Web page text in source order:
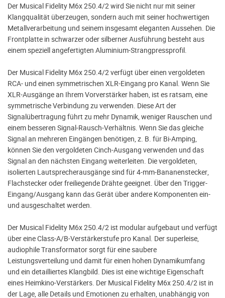
Der Musical Fidelity M6x 250.4/2 wird Sie nicht nur mit seiner
Klangqualität überzeugen, sondern auch mit seiner hochwertigen
Metallverarbeitung und seinem insgesamt eleganten Aussehen. Die
Frontplatte in schwarzer oder silberner Ausführung besteht aus
einem speziell angefertigten Aluminium-Strangpressprofil.
Der Musical Fidelity M6x 250.4/2 verfügt über einen vergoldeten
RCA- und einen symmetrischen XLR-Eingang pro Kanal. Wenn Sie
XLR-Ausgänge an Ihrem Vorverstärker haben, ist es ratsam, eine
symmetrische Verbindung zu verwenden. Diese Art der
Signalübertragung führt zu mehr Dynamik, weniger Rauschen und
einem besseren Signal-Rausch-Verhältnis. Wenn Sie das gleiche
Signal an mehreren Eingängen benötigen, z. B. für Bi-Amping,
können Sie den vergoldeten Cinch-Ausgang verwenden und das
Signal an den nächsten Eingang weiterleiten. Die vergoldeten,
isolierten Lautsprecherausgänge sind für 4-mm-Bananenstecker,
Flachstecker oder freiliegende Drähte geeignet. Über den Trigger-
Eingang/Ausgang kann das Gerät über andere Komponenten ein-
und ausgeschaltet werden.
Der Musical Fidelity M6x 250.4/2 ist modular aufgebaut und verfügt
über eine Class-A/B-Verstärkerstufe pro Kanal. Der superleise,
audiophile Transformator sorgt für eine saubere
Leistungsverteilung und damit für einen hohen Dynamikumfang
und ein detailliertes Klangbild. Dies ist eine wichtige Eigenschaft
eines Heimkino-Verstärkers. Der Musical Fidelity M6x 250.4/2 ist in
der Lage, alle Details und Emotionen zu erhalten, unabhängig von